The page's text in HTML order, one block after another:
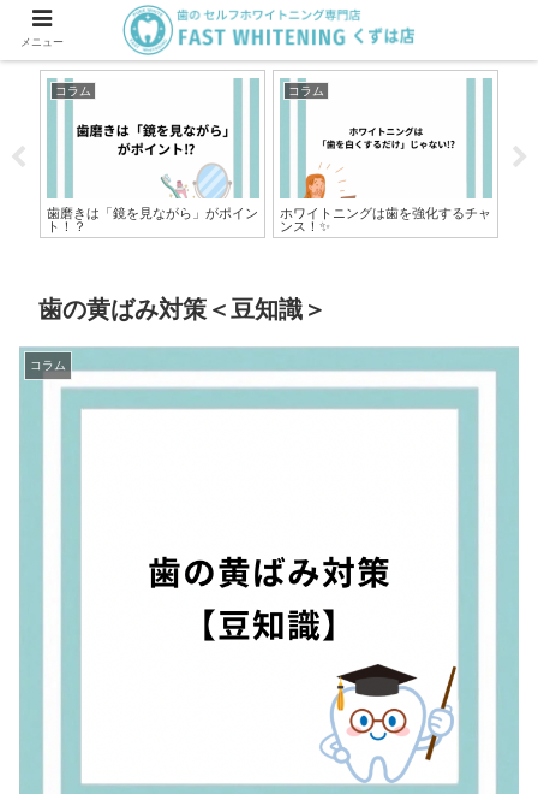
コラム
歯磨きは「鏡を見ながら」がポイン
ト！？
コラム
ホワイトニングは歯を強化するチャ
ンス！✨
歯の黄ばみ対策＜豆知識＞
コラム
メニュー